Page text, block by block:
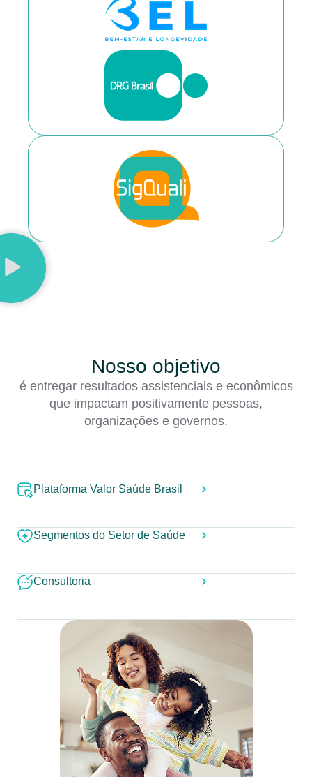
Nosso objetivo
é entregar resultados assistenciais e econômicos
que impactam positivamente pessoas,
organizações e governos.
Plataforma Valor Saúde Brasil
Segmentos do Setor de Saúde
Consultoria